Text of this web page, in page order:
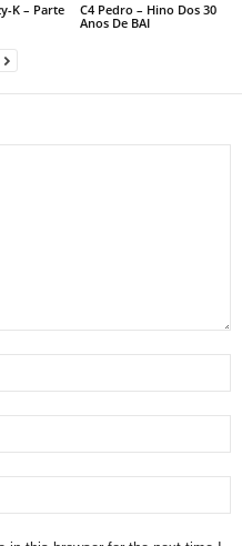
K – Parte
C4 Pedro – Hino Dos 30
Anos De BAI